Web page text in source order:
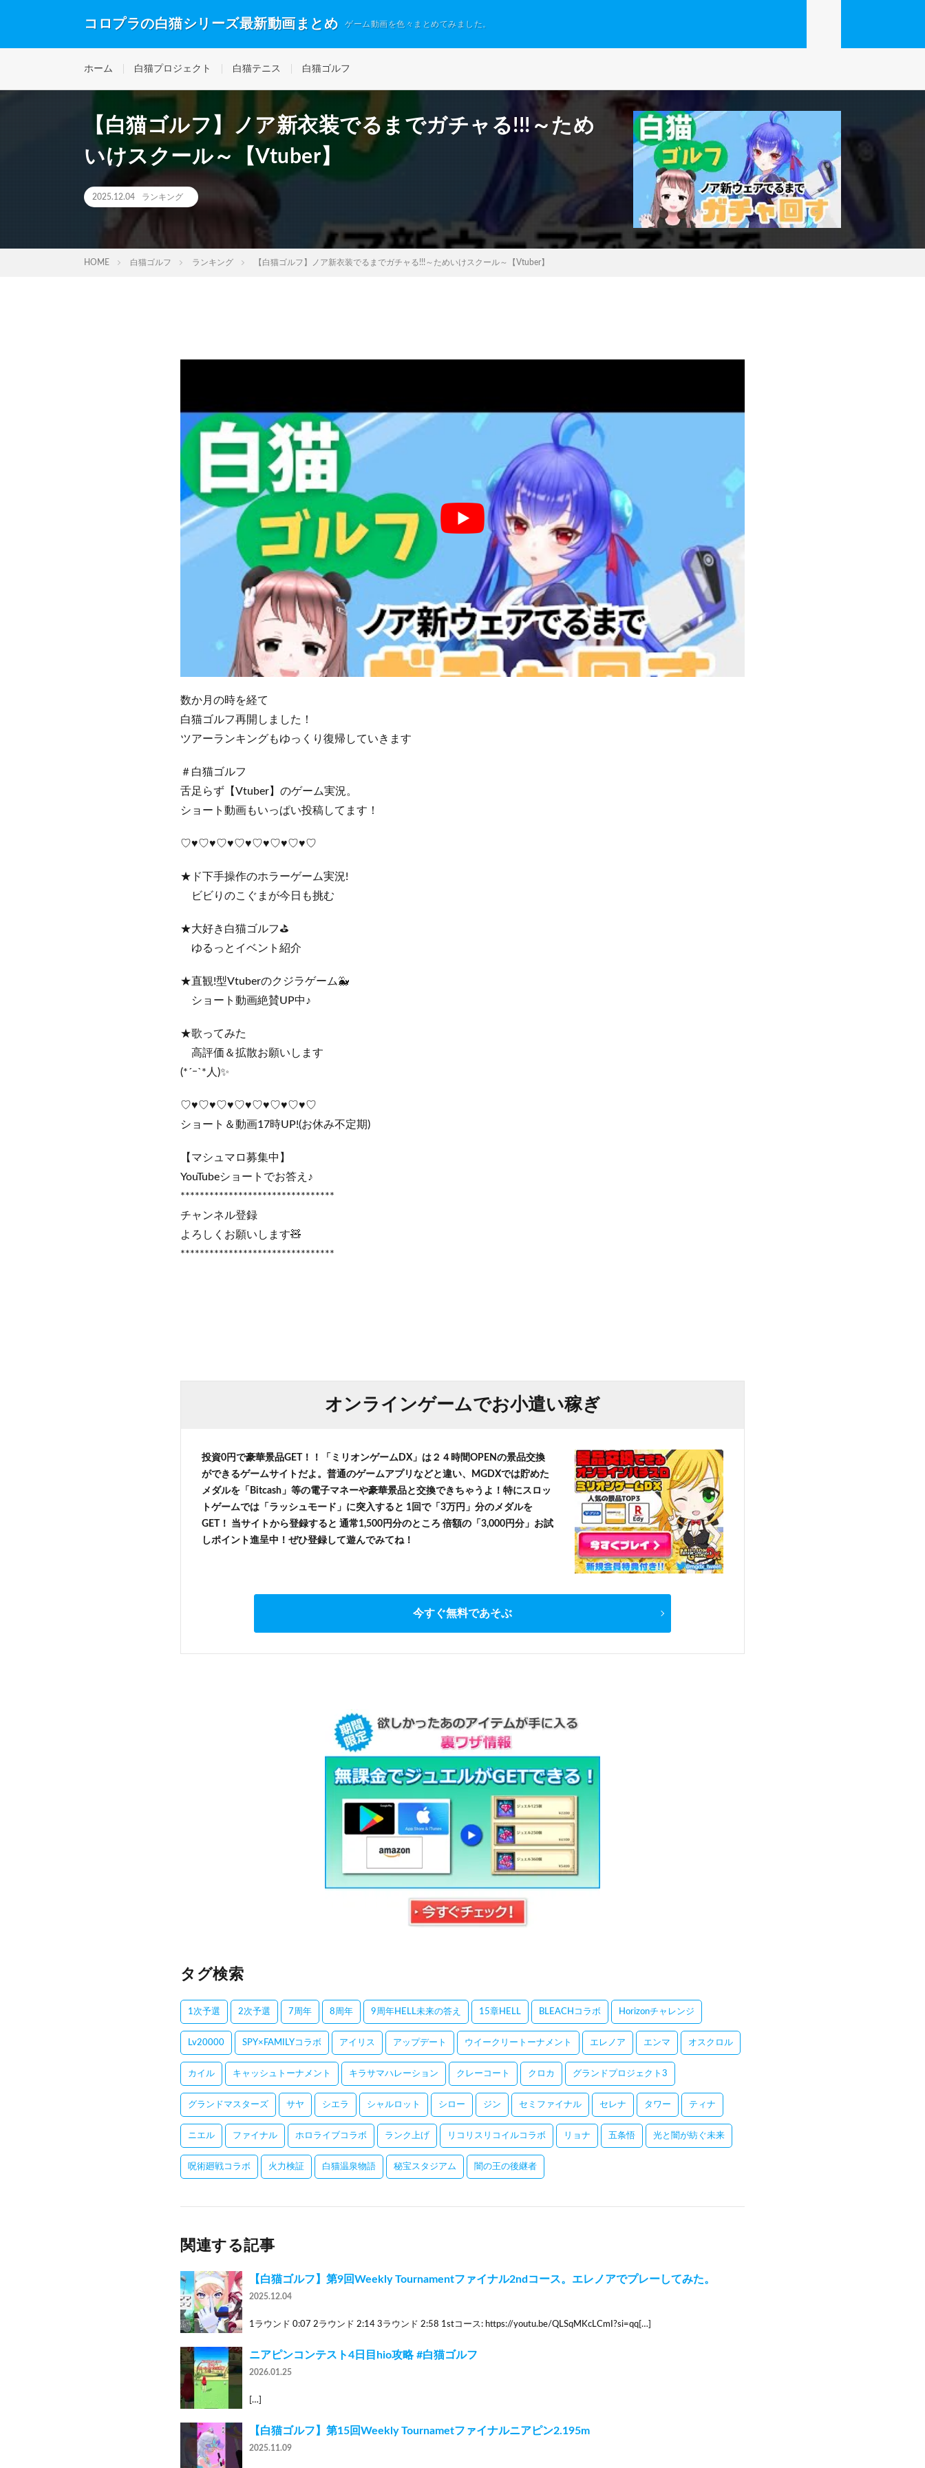
コロプラの白猫シリーズ最新動画まとめ ゲーム動画を色々まとめてみました。
ホーム 白猫プロジェクト 白猫テニス 白猫ゴルフ
【白猫ゴルフ】ノア新衣装でるまでガチャる!!!～ため
いけスクール～【Vtuber】
2025.12.04 ランキング
HOME 白猫ゴルフ ランキング 【白猫ゴルフ】ノア新衣装でるまでガチャる!!!～ためいけスクール～【Vtuber】
数か月の時を経て
白猫ゴルフ再開しました！
ツアーランキングもゆっくり復帰していきます
＃白猫ゴルフ
舌足らず【Vtuber】のゲーム実況。
ショート動画もいっぱい投稿してます！
♡♥♡♥♡♥♡♥♡♥♡♥♡♥♡
★ド下手操作のホラーゲーム実況!
ビビりのこぐまが今日も挑む
★大好き白猫ゴルフ⛳
ゆるっとイベント紹介
★直観!型Vtuberのクジラゲーム🐳
ショート動画絶賛UP中♪
★歌ってみた
高評価＆拡散お願いします
(*´ｰ`*人)✨️
♡♥♡♥♡♥♡♥♡♥♡♥♡♥♡
ショート＆動画17時UP!(お休み不定期)
【マシュマロ募集中】
YouTubeショートでお答え♪
********************************
チャンネル登録
よろしくお願いします🧸
********************************
オンラインゲームでお小遣い稼ぎ
投資0円で豪華景品GET！！「ミリオンゲームDX」は２４時間OPENの景品交換
ができるゲームサイトだよ。普通のゲームアプリなどと違い、MGDXでは貯めた
メダルを「Bitcash」等の電子マネーや豪華景品と交換できちゃうよ！特にスロッ
トゲームでは「ラッシュモード」に突入すると 1回で「3万円」分のメダルを
GET！ 当サイトから登録すると 通常1,500円分のところ 倍額の「3,000円分」お試
しポイント進呈中！ぜひ登録して遊んでみてね！
今すぐ無料であそぶ
タグ検索
1次予選 2次予選 7周年 8周年 9周年HELL未来の答え 15章HELL BLEACHコラボ Horizonチャレンジ
Lv20000 SPY×FAMILYコラボ アイリス アップデート ウイークリートーナメント エレノア エンマ オスクロル
カイル キャッシュトーナメント キラサマハレーション クレーコート クロカ グランドプロジェクト3
グランドマスターズ サヤ シエラ シャルロット シロー ジン セミファイナル セレナ タワー ティナ
ニエル ファイナル ホロライブコラボ ランク上げ リコリスリコイルコラボ リョナ 五条悟 光と闇が紡ぐ未来
呪術廻戦コラボ 火力検証 白猫温泉物語 秘宝スタジアム 闇の王の後継者
関連する記事
【白猫ゴルフ】第9回Weekly Tournamentファイナル2ndコース。エレノアでプレーしてみた。
2025.12.04
1ラウンド 0:07 2ラウンド 2:14 3ラウンド 2:58 1stコース: https://youtu.be/QLSqMKcLCmI?si=qq[…]
ニアピンコンテスト4日目hio攻略 #白猫ゴルフ
2026.01.25
[…]
【白猫ゴルフ】第15回Weekly Tournametファイナルニアピン2.195m
2025.11.09